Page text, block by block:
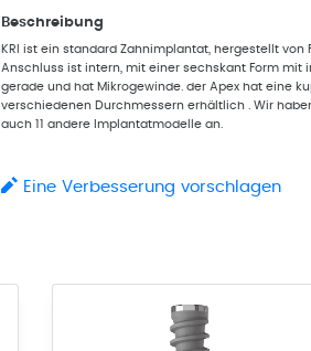
Beschreibung
KRI ist ein standard Zahnimplantat, hergestellt
Anschluss ist intern, mit einer sechskant Form mit
gerade und hat Mikrogewinde. der Apex hat eine
verschiedenen Durchmessern erhältlich . Wir
auch 11 andere Implantatmodelle an.
Eine Verbesserung vorschlagen